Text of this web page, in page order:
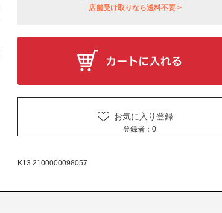
店舗受け取りなら送料不要 >
お気に入り登録
登録者： 0
K13.2100000098057